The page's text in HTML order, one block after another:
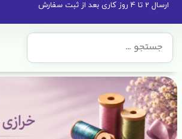
ارسال 2 تا 4 روز کاری بعد از ثبت سفارش